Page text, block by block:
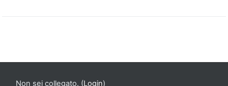
Non sei collegato. (Login)